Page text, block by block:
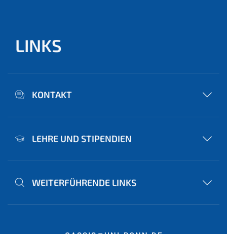
LINKS
KONTAKT
LEHRE UND STIPENDIEN
WEITERFÜHRENDE LINKS